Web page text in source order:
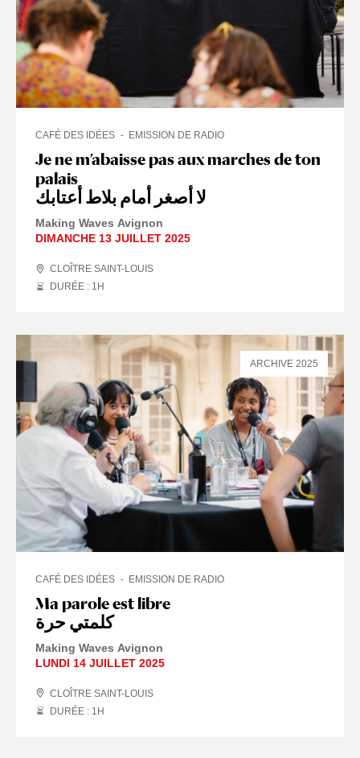
Je ne m’abaisse pas aux marches de ton
palais
لا أصغر أمام بلاط أعتابك
CAFÉ DES IDÉES EMISSION DE RADIO
Making Waves Avignon
DIMANCHE 13 JUILLET 2025
CLOÎTRE SAINT-LOUIS
DURÉE : 1 H
Ma parole est libre
كلمتي حرة
CAFÉ DES IDÉES EMISSION DE RADIO
Making Waves Avignon
LUNDI 14 JUILLET 2025
CLOÎTRE SAINT-LOUIS
DURÉE : 1 H
ARCHIVE 2025